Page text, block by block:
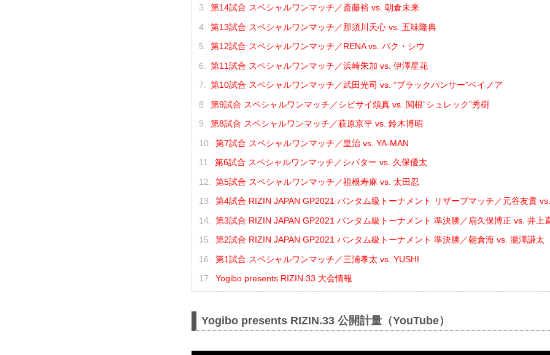
第14試合 スペシャルワンマッチ／斎藤裕 vs. 朝倉未来
第13試合 スペシャルワンマッチ／那須川天心 vs. 五味隆典
第12試合 スペシャルワンマッチ／RENA vs. パク・シウ
第11試合 スペシャルワンマッチ／浜崎朱加 vs. 伊澤星花
第10試合 スペシャルワンマッチ／武田光司 vs. “ブラックパンサー”ベイノア
第9試合 スペシャルワンマッチ／シビサイ頌真 vs. 関根“シュレック”秀樹
第8試合 スペシャルワンマッチ／萩原京平 vs. 鈴木博昭
第7試合 スペシャルワンマッチ／皇治 vs. YA-MAN
第6試合 スペシャルワンマッチ／シバター vs. 久保優太
第5試合 スペシャルワンマッチ／祖根寿麻 vs. 太田忍
第4試合 RIZIN JAPAN GP2021 バンタム級トーナメント リザーブマッチ／元谷友貴
第3試合 RIZIN JAPAN GP2021 バンタム級トーナメント 準決勝／扇久保博正 vs. 井上
第2試合 RIZIN JAPAN GP2021 バンタム級トーナメント 準決勝／朝倉海 vs. 瀧澤謙太
第1試合 スペシャルワンマッチ／三浦孝太 vs. YUSHI
Yogibo presents RIZIN.33 大会情報
Yogibo presents RIZIN.33 公開計量（YouTube）